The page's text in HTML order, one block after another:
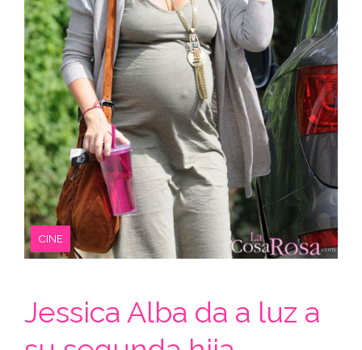
CINE
Jessica Alba da a luz a